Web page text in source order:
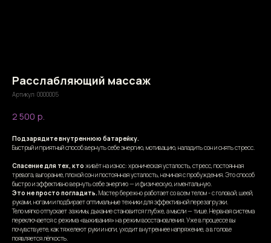
Расслабляющий массаж
Артикул: 0000005
2 500 р.
Подзарядите внутреннюю батарейку.
Быстрый и приятный способ вернуть себе энергию, мотивацию, наладить сон и снять стресс.
Спасение для тех, кто живёт на износ: хроническая усталость, стресс, постоянная
тревога, выгорание, плохой сон и постоянная усталость, начиная с пробуждения. Это способ
быстро и эффективно вернуть себе энергию — и физическую, и ментальную.
Это не просто погладить. Мастер бережно работает со всем телом - с головой, шеей,
руками, ногами и подбирает оптимальные техники для эффективной перезагрузки.
Тело мягко отпускает зажимы, дыхание становится глубже, а мысли — тише. Нервная система
переключается с режима «выживания» на режим восстановления. Уже в процессе вы
почувствуете, как тяжелеют руки и ноги, уходит внутреннее напряжение, а в голове
появляется лёгкость.